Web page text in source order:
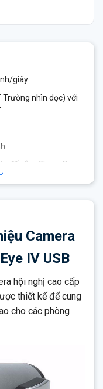
giây
Trường nhìn dọc) với
đế cắm Skype Room
giữa đế cắm và
Camera
IV USB
hội nghị cao cấp
thiết kế để cung
cho các phòng